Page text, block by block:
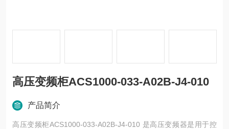
高压变频柜ACS1000-033-A02B-J4-010
产品简介
高压变频柜ACS1000-033-A02B-J4-010 是高压变频器是用于控